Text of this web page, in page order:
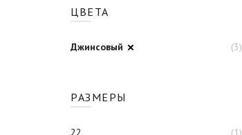
ЦВЕТА
Джинсовый (3)
РАЗМЕРЫ
22 (1)